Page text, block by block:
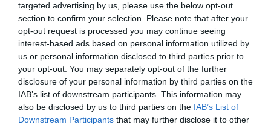
targeted advertising by us, please use the below opt-out
section to confirm your selection. Please note that after your
opt-out request is processed you may continue seeing
interest-based ads based on personal information utilized by
us or personal information disclosed to third parties prior to
your opt-out. You may separately opt-out of the further
disclosure of your personal information by third parties on the
IAB’s list of downstream participants. This information may
also be disclosed by us to third parties on the IAB’s List of
Downstream Participants that may further disclose it to other
20.02.2026 17:45
Tι είναι το «σύνδρομο του Ταρζάν» στις
σχέσεις: Ποιους επηρεάζει